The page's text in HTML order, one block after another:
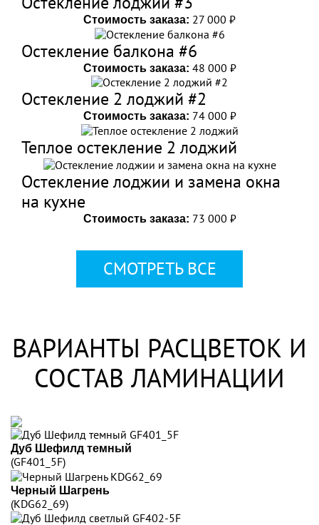
Стоимость заказа: 27 000 ₽
Остекление балкона #6
Стоимость заказа: 48 000 ₽
Остекление 2 лоджий #2
Стоимость заказа: 74 000 ₽
Теплое остекление 2 лоджий
Остекление лоджии и замена окна
на кухне
Стоимость заказа: 73 000 ₽
СМОТРЕТЬ ВСЕ
ВАРИАНТЫ РАСЦВЕТОК И
СОСТАВ ЛАМИНАЦИИ
Дуб Шефилд темный
(GF401_5F)
Черный Шагрень
(KDG62_69)